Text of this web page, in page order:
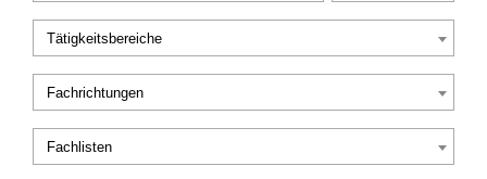
Tätigkeitsbereiche
Fachrichtungen
Fachlisten